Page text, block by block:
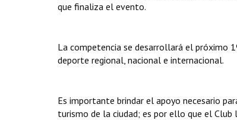
que finaliza el evento.
La competencia se desarrollará el próximo
deporte regional, nacional e internacional.
Es importante brindar el apoyo necesario
turismo de la ciudad; es por ello que el